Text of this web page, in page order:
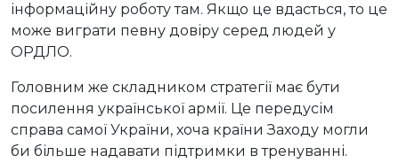
інформаційну роботу там. Якщо це вдасться, то це
може виграти певну довіру серед людей у
ОРДЛО.
Головним же складником стратегії має бути
посилення української армії. Це передусім
справа самої України, хоча країни Заходу могли
би більше надавати підтримки в тренуванні.